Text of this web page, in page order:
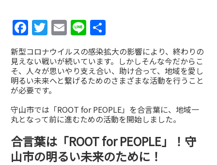
Facebook
Twitter
Email
Line
有
新型コロナウイルスの感染拡大の影響により、終わりの
見えない戦いが続いています。しかしそんな今だからこ
そ、人々が思いやり支え合い、助け合って、地域を愛し
明るい未来へと繋げるためのさまざまな活動を行うこと
が必要です。
守山市では「ROOT for PEOPLE」を合言葉に、地域一
丸となって前に進むための活動を開始しました。
合言葉は「ROOT for PEOPLE」！守
山市の明るい未来のために！